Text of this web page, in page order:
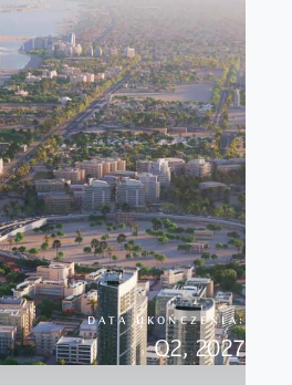
DATA UKOŃCZENIA:
Q2, 2027